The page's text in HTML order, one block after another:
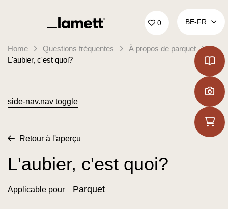
Retour à la page d'accueil 0 BE‑FR
Home Questions fréquentes
À propos de parquet
L'aubier, c'est quoi?
side-nav.nav toggle
Retour à l'aperçu
L'aubier, c'est quoi?
Applicable pour Parquet